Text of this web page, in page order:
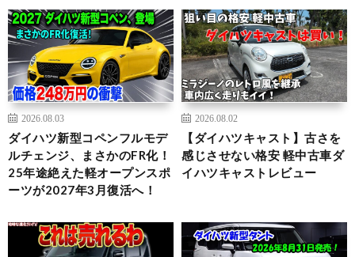
2026.08.03
ダイハツ新型コペンフルモデ
ルチェンジ、まさかのFR化！
25年途絶えた軽オープンスポ
ーツが2027年3月復活へ！
2026.08.02
【ダイハツキャスト】古さを
感じさせない格安 軽中古車ダ
イハツキャストレビュー